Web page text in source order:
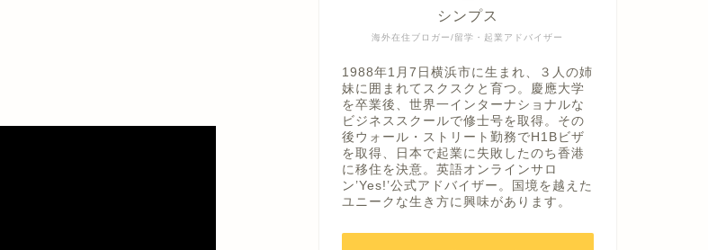
海外在住ブロガー/留学・起業アドバイザー
シンプス
1988年1月7日横浜市に生まれ、３人の姉
妹に囲まれてスクスクと育つ。慶應大学
を卒業後、世界一インターナショナルな
ビジネススクールで修士号を取得。その
後ウォール・ストリート勤務でH1Bビザ
を取得、日本で起業に失敗したのち香港
に移住を決意。英語オンラインサロ
ン’Yes!’公式アドバイザー。国境を越えた
ユニークな生き方に興味があります。